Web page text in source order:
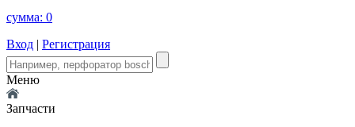
сумма: 0
Вход | Регистрация
Меню
Запчасти